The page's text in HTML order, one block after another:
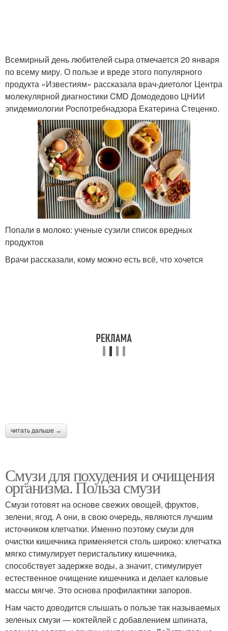
Всемирный день любителей сыра отмечается 20 января
по всему миру. О пользе и вреде этого популярного
продукта «Известиям» рассказала врач-диетолог Центра
молекулярной диагностики CMD Домодедово ЦНИИ
эпидемиологии Роспотребнадзора Екатерина Стеценко.
Попали в молоко: ученые сузили список вредных
продуктов
Врачи рассказали, кому можно есть всё, что хочется
читать дальше →
Смузи для похудения и очищения
организма. Польза смузи
Смузи готовят на основе свежих овощей, фруктов,
зелени, ягод. А они, в свою очередь, являются лучшим
источником клетчатки. Именно поэтому смузи для
очистки кишечника применяется столь широко: клетчатка
мягко стимулирует перистальтику кишечника,
способствует задержке воды, а значит, стимулирует
естественное очищение кишечника и делает каловые
массы мягче. Это основа профилактики запоров.
Нам часто доводится слышать о пользе так называемых
зеленых смузи — коктейлей с добавлением шпината,